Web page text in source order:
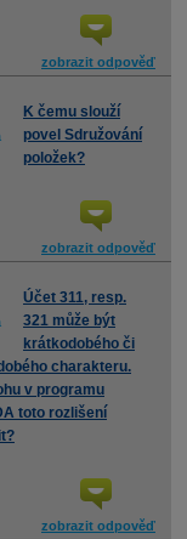
zobrazit odpověď
K čemu slouží
povel Sdružování
položek?
zobrazit odpověď
Účet 311, resp.
321 může být
krátkodobého či
charakteru.
v programu
toto rozlišení
zobrazit odpověď